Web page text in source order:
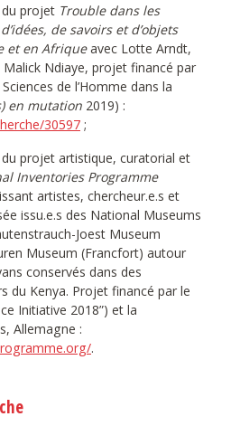
projet Trouble dans les
de savoirs et d’objets
et en Afriqueavec Lotte Arndt,
Malick Ndiaye, projet financé par
de l’Homme dans la
en mutation 2019) :
30597 ;
projet artistique, curatorial et
Inventories Programme
artistes, chercheur.e.s et
issu.e.s des National Museums
Joest Museum
Museum (Francfort) autour
conservés dans des
du Kenya. Projet financé par le
Initiative 2018”) et la
Allemagne :
.